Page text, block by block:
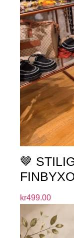
🤎
kr499.00